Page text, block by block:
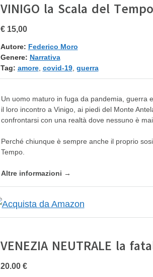
VINIGO la Scala del Tempo
€ 15,00
Autore: Federico Moro
Genere: Narrativa
Tag: amore, covid-19, guerra
Un uomo maturo in fuga da pandemia, guerra
il loro incontro a Vinigo, ai piedi del Monte
confrontarsi con una realtà dove nessuno è
Perché chiunque è sempre anche il proprio
Tempo.
Altre informazioni →
VENEZIA NEUTRALE la
20.00 €